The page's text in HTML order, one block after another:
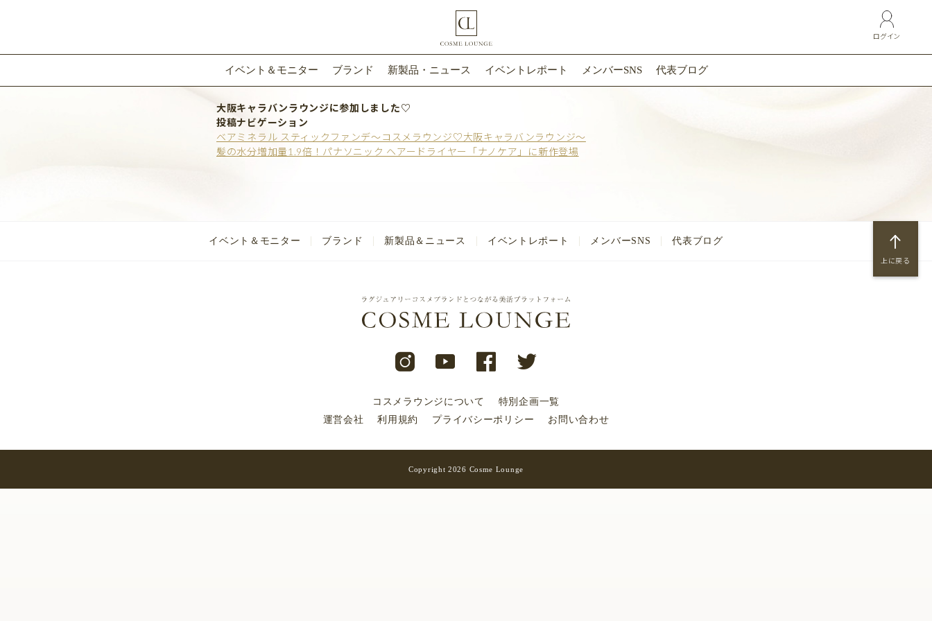
ログイン
イベント＆モニター ブランド 新製品・ニュース イベントレポート メンバーSNS 代表ブログ
大阪キャラバンラウンジに参加しました♡
投稿ナビゲーション
ベアミネラル スティックファンデ～コスメラウンジ♡大阪キャラバンラウンジ～
髪の水分増加量1.9倍！パナソニック ヘアードライヤー「ナノケア」に新作登場
上に戻る
イベント＆モニター ブランド 新製品＆ニュース イベントレポート メンバーSNS 代表ブログ
コスメラウンジについて
特別企画一覧
運営会社
利用規約 プライバシーポリシー お問い合わせ
Copyright 2026 Cosme Lounge